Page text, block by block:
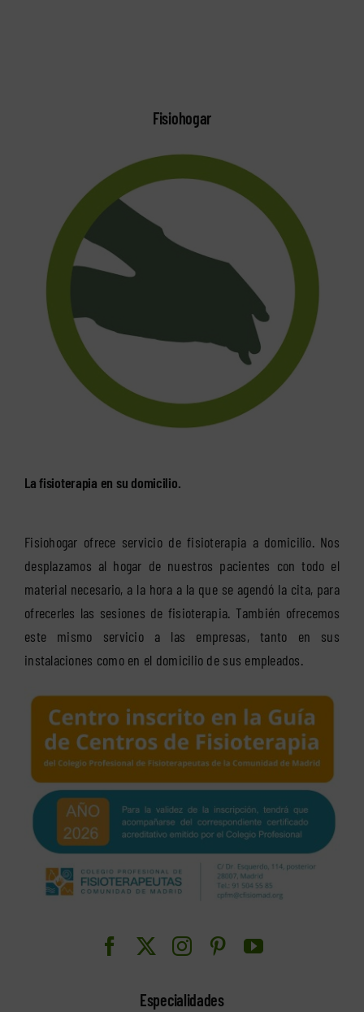
Fisiohogar
La fisioterapia en su domicilio.
Fisiohogar ofrece servicio de fisioterapia a domicilio. Nos
desplazamos al hogar de nuestros pacientes con todo el
material necesario, a la hora a la que se agendó la cita, para
ofrecerles las sesiones de fisioterapia. También ofrecemos
este mismo servicio a las empresas, tanto en sus
instalaciones como en el domicilio de sus empleados.
Especialidades